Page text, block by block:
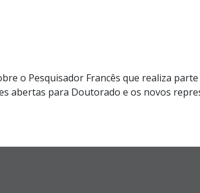
o Pesquisador Francês que realiza
abertas para Doutorado e os novos